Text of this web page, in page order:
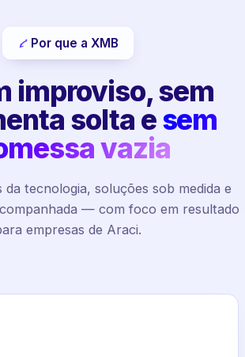
Por que a XMB
improviso, sem
solta esem
vazia
da tecnologia, soluções sob medida e
— com foco em resultado
empresas de Araci.